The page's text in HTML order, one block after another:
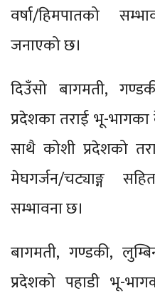
वर्षा/हिमपातको
जनाएको छ।
दिउँसो बागमती,
प्रदेशका तराई भू-
साथै कोशी प्रदेशको
मेघगर्जन/चट्याङ्ग
सम्भावना छ।
बागमती, गण्डकी,
प्रदेशको पहाडी भू-